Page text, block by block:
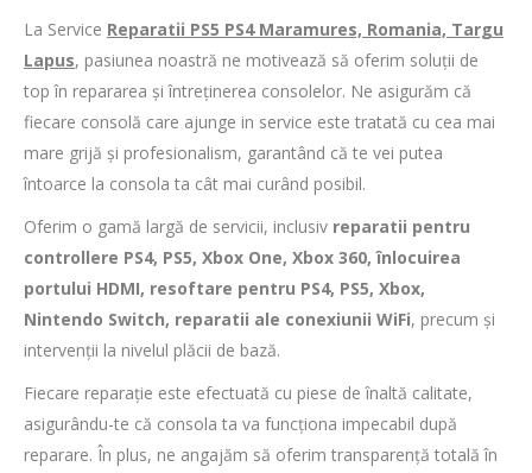
La Service Reparatii PS5 PS4 Maramures, Romania, Targu
Lapus, pasiunea noastră ne motivează să oferim soluții de
top în repararea și întreținerea consolelor. Ne asigurăm că
fiecare consolă care ajunge in service este tratată cu cea mai
mare grijă și profesionalism, garantând că te vei putea
întoarce la consola ta cât mai curând posibil.
Oferim o gamă largă de servicii, inclusiv reparatii pentru
controllere PS4, PS5, Xbox One, Xbox 360, înlocuirea
portului HDMI, resoftare pentru PS4, PS5, Xbox,
Nintendo Switch, reparatii ale conexiunii WiFi, precum și
intervenții la nivelul plăcii de bază.
Fiecare reparație este efectuată cu piese de înaltă calitate,
asigurându-te că consola ta va funcționa impecabil după
reparare. În plus, ne angajăm să oferim transparență totală în